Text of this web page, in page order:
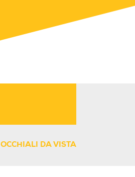
OCCHIALI DA VISTA